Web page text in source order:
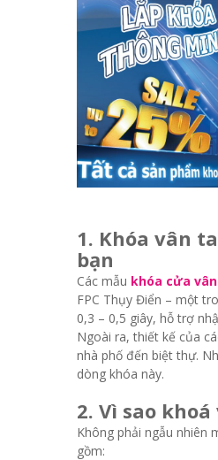
1. Khóa vân
bạn
Các mẫu khóa cửa
FPC Thụy Điển – một
0,3 – 0,5 giây, hỗ trợ
Ngoài ra, thiết kế của
nhà phố đến biệt thự.
dòng khóa này.
2. Vì sao
Không phải ngẫu nhiên
gồm: